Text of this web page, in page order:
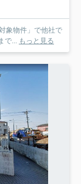
象物件」で他社で
で... もっと見る